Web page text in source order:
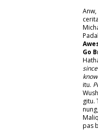
Go
itu.
gitu.
pas